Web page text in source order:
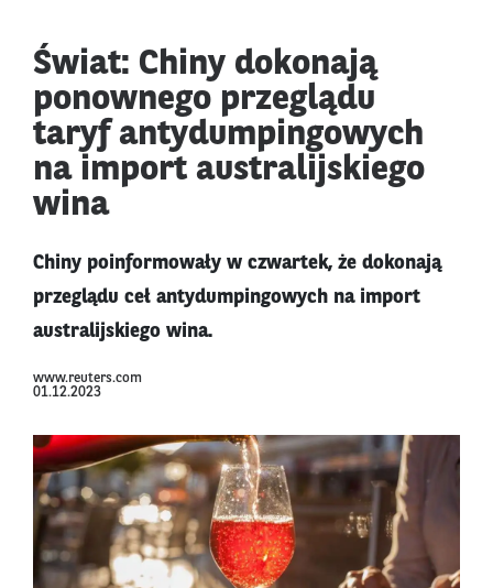
Świat: Chiny dokonają
ponownego przeglądu
taryf antydumpingowych
na import australijskiego
wina
Chiny poinformowały w czwartek, że dokonają
przeglądu ceł antydumpingowych na import
australijskiego wina.
www.reuters.com
01.12.2023